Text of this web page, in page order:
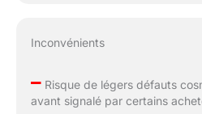
Inconvénients
–Risque de légers défauts
avant signalé par certains